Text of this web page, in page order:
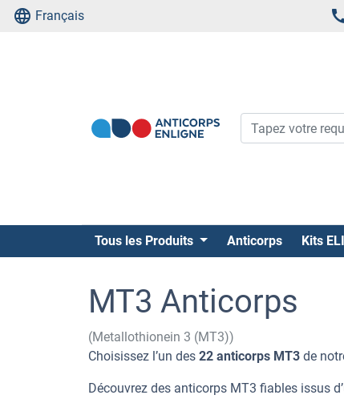
Français
Tous les Produits Anticorps Kits
MT3 Anticorps
(Metallothionein 3 (MT3))
Choisissez l’un des 22 anticorps MT3 de
Découvrez des anticorps MT3 fiables issus